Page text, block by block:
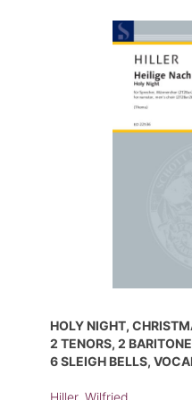
HOLY NIGHT,
2 TENORS, 2
6 SLEIGH BELLS,
Hiller, Wilfried